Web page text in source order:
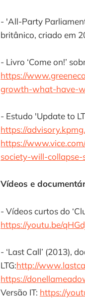
- 'All-Party
britânico, criado em
- Livro ‘Come on!’
https://
growth-what-have-
- Estudo 'Update to
https://
https://
society-will-collapse-
Vídeos e
- Vídeos curtos do
https://youtu.be/
- ‘Last Call’ (2013),
LTG:http://
https://
Versão IT: https://